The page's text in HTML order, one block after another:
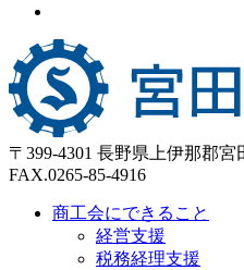
〒399-4301 長野県上伊那郡宮
FAX.0265-85-4916
商工会にできること
経営支援
税務経理支援